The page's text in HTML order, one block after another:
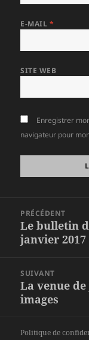
E-MAIL *
SITE WEB
Enregistrer
navigateur pour
l’article
PRÉCÉDENT
Article
précédent :
Le bulletin
janvier 2017
SUIVANT
Article
suivant :
La venue de
images
Politique de